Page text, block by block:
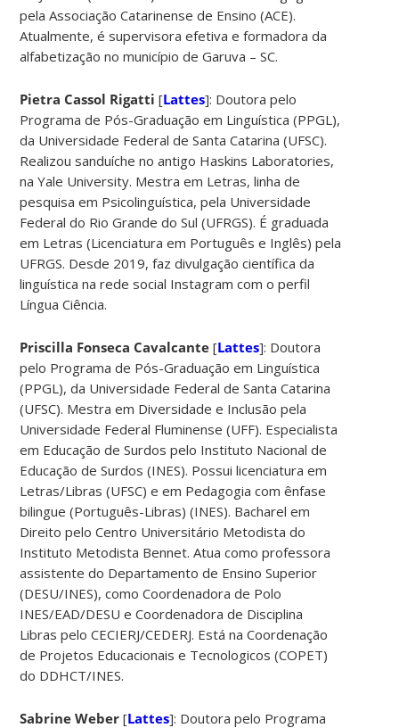
pela Associação Catarinense de Ensino (ACE).
Atualmente, é supervisora efetiva e formadora da
alfabetização no município de Garuva – SC.
Pietra Cassol Rigatti [Lattes]: Doutora pelo
Programa de Pós-Graduação em Linguística (PPGL),
da Universidade Federal de Santa Catarina (UFSC).
Realizou sanduíche no antigo Haskins Laboratories,
na Yale University. Mestra em Letras, linha de
pesquisa em Psicolinguística, pela Universidade
Federal do Rio Grande do Sul (UFRGS). É graduada
em Letras (Licenciatura em Português e Inglês) pela
UFRGS. Desde 2019, faz divulgação científica da
linguística na rede social Instagram com o perfil
Língua Ciência.
Priscilla Fonseca Cavalcante [Lattes]: Doutora
pelo Programa de Pós-Graduação em Linguística
(PPGL), da Universidade Federal de Santa Catarina
(UFSC). Mestra em Diversidade e Inclusão pela
Universidade Federal Fluminense (UFF). Especialista
em Educação de Surdos pelo Instituto Nacional de
Educação de Surdos (INES). Possui licenciatura em
Letras/Libras (UFSC) e em Pedagogia com ênfase
bilingue (Português-Libras) (INES). Bacharel em
Direito pelo Centro Universitário Metodista do
Instituto Metodista Bennet. Atua como professora
assistente do Departamento de Ensino Superior
(DESU/INES), como Coordenadora de Polo
INES/EAD/DESU e Coordenadora de Disciplina
Libras pelo CECIERJ/CEDERJ. Está na Coordenação
de Projetos Educacionais e Tecnologicos (COPET)
do DDHCT/INES.
Sabrine Weber [Lattes]: Doutora pelo Programa